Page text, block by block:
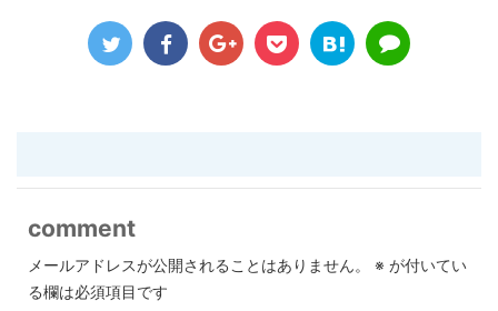
comment
メールアドレスが公開されることはありません。 ※ が付いてい
る欄は必須項目です